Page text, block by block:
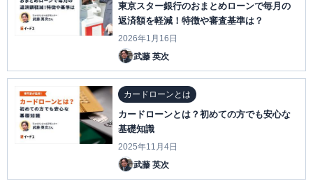
東京スター銀行のおまとめローンで毎月の
返済額を軽減！特徴や審査基準は？
2026年1月16日
武藤 英次
カードローンとは
カードローンとは？初めての方でも安心な
基礎知識
2025年11月4日
武藤 英次